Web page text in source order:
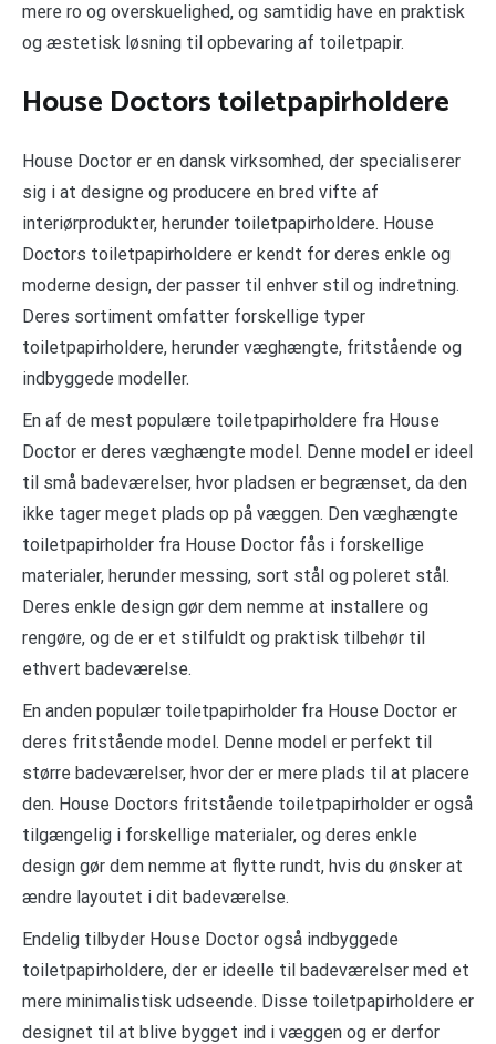
mere ro og overskuelighed, og samtidig have en praktisk
og æstetisk løsning til opbevaring af toiletpapir.
House Doctors toiletpapirholdere
House Doctor er en dansk virksomhed, der specialiserer
sig i at designe og producere en bred vifte af
interiørprodukter, herunder toiletpapirholdere. House
Doctors toiletpapirholdere er kendt for deres enkle og
moderne design, der passer til enhver stil og indretning.
Deres sortiment omfatter forskellige typer
toiletpapirholdere, herunder væghængte, fritstående og
indbyggede modeller.
En af de mest populære toiletpapirholdere fra House
Doctor er deres væghængte model. Denne model er ideel
til små badeværelser, hvor pladsen er begrænset, da den
ikke tager meget plads op på væggen. Den væghængte
toiletpapirholder fra House Doctor fås i forskellige
materialer, herunder messing, sort stål og poleret stål.
Deres enkle design gør dem nemme at installere og
rengøre, og de er et stilfuldt og praktisk tilbehør til
ethvert badeværelse.
En anden populær toiletpapirholder fra House Doctor er
deres fritstående model. Denne model er perfekt til
større badeværelser, hvor der er mere plads til at placere
den. House Doctors fritstående toiletpapirholder er også
tilgængelig i forskellige materialer, og deres enkle
design gør dem nemme at flytte rundt, hvis du ønsker at
ændre layoutet i dit badeværelse.
Endelig tilbyder House Doctor også indbyggede
toiletpapirholdere, der er ideelle til badeværelser med et
mere minimalistisk udseende. Disse toiletpapirholdere er
designet til at blive bygget ind i væggen og er derfor